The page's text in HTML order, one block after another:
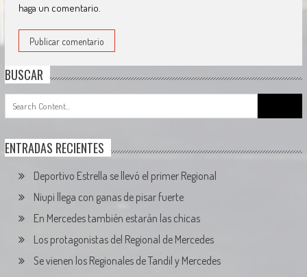
haga un comentario.
BUSCAR
for:
ENTRADAS RECIENTES
Deportivo Estrella se llevó el primer Regional
Niupi llega con ganas de pisar fuerte
En Mercedes también estarán las chicas
Los protagonistas del Regional de Mercedes
Se vienen los Regionales de Tandil y Mercedes